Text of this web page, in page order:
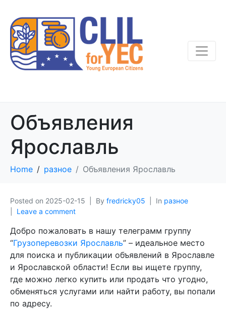
Объявления
Ярославль
Home разное Объявления Ярославль
Posted on 2025-02-15 By fredricky05 In разное
Leave a comment
Добро пожаловать в нашу телеграмм группу
“Грузоперевозки Ярославль” – идеальное место
для поиска и публикации объявлений в Ярославле
и Ярославской области! Если вы ищете группу,
где можно легко купить или продать что угодно,
обменяться услугами или найти работу, вы попали
по адресу.